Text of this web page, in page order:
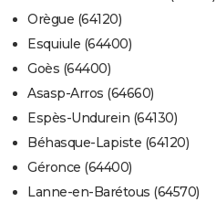
Orègue (64120)
Esquiule (64400)
Goès (64400)
Asasp-Arros (64660)
Espès-Undurein (64130)
Béhasque-Lapiste (64120)
Géronce (64400)
Lanne-en-Barétous (64570)